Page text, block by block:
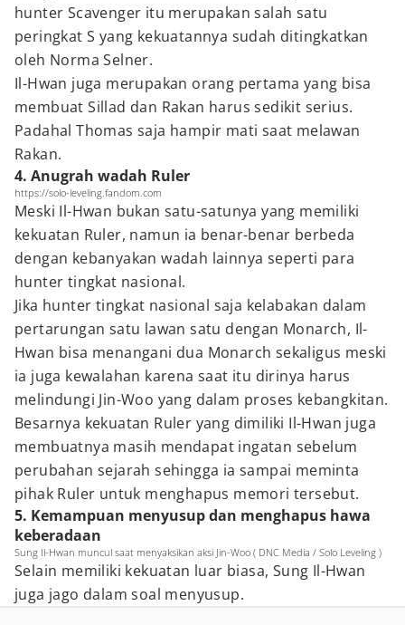
hunter Scavenger itu merupakan salah satu
peringkat S yang kekuatannya sudah ditingkatkan
oleh Norma Selner.
Il-Hwan juga merupakan orang pertama yang bisa
membuat Sillad dan Rakan harus sedikit serius.
Padahal Thomas saja hampir mati saat melawan
Rakan.
4. Anugrah wadah Ruler
https://solo-leveling.fandom.com
Meski Il-Hwan bukan satu-satunya yang memiliki
kekuatan Ruler, namun ia benar-benar berbeda
dengan kebanyakan wadah lainnya seperti para
hunter tingkat nasional.
Jika hunter tingkat nasional saja kelabakan dalam
pertarungan satu lawan satu dengan Monarch, Il-
Hwan bisa menangani dua Monarch sekaligus meski
ia juga kewalahan karena saat itu dirinya harus
melindungi Jin-Woo yang dalam proses kebangkitan.
Besarnya kekuatan Ruler yang dimiliki Il-Hwan juga
membuatnya masih mendapat ingatan sebelum
perubahan sejarah sehingga ia sampai meminta
pihak Ruler untuk menghapus memori tersebut.
5. Kemampuan menyusup dan menghapus hawa
keberadaan
Sung Il-Hwan muncul saat menyaksikan aksi Jin-Woo ( DNC Media / Solo Leveling )
Selain memiliki kekuatan luar biasa, Sung Il-Hwan
juga jago dalam soal menyusup.